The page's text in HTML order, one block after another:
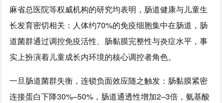
麻省总医院等权威机构的研究均表明，肠道健康与儿童生
长发育密切相关：人体约70%的免疫细胞集中在肠道，肠
道菌群通过调控免疫活性、肠黏膜完整性与炎症水平，事
实上扮演着儿童成长内环境的核心调控者角色。
一旦肠道菌群失衡，连锁负面效应随之触发：肠黏膜紧密
连接蛋白下降30%–50%，肠道通透性增加2–3倍，氨基酸